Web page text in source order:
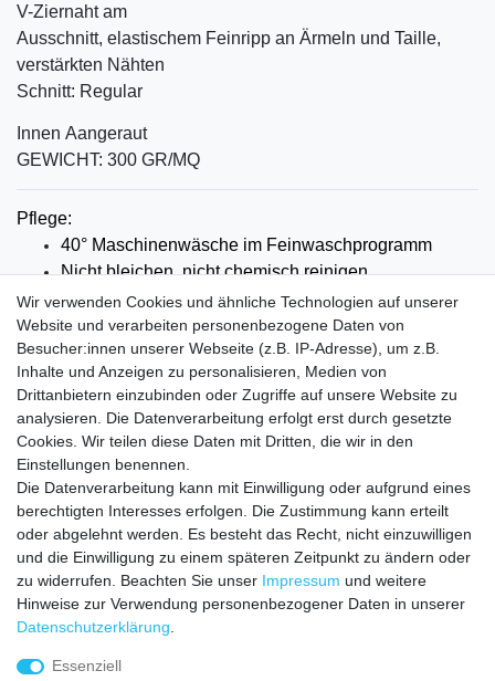
V-Ziernaht am
Ausschnitt, elastischem Feinripp an Ärmeln und Taille,
verstärkten Nähten
Schnitt: Regular
Innen Aangeraut
GEWICHT: 300 GR/MQ
Pflege:
40° Maschinenwäsche im Feinwaschprogramm
Nicht bleichen, nicht chemisch reinigen
auf mittlererStufe bügeln
Trockner bei niedriger Temperatur benutzen
Material: 70% Baumwolle 30%Polyester
VERSANDKOSTEN
Zahlungsarten
Wir verwenden Cookies und ähnliche Technologien auf unserer
Website und verarbeiten personenbezogene Daten von
Besucher:innen unserer Webseite (z.B. IP-Adresse), um z.B.
Inhalte und Anzeigen zu personalisieren, Medien von
Drittanbietern einzubinden oder Zugriffe auf unsere Website zu
analysieren. Die Datenverarbeitung erfolgt erst durch gesetzte
Cookies. Wir teilen diese Daten mit Dritten, die wir in den
Einstellungen benennen.
Die Datenverarbeitung kann mit Einwilligung oder aufgrund eines
berechtigten Interesses erfolgen. Die Zustimmung kann erteilt
oder abgelehnt werden. Es besteht das Recht, nicht einzuwilligen
und die Einwilligung zu einem späteren Zeitpunkt zu ändern oder
zu widerrufen. Beachten Sie unser Impressum und weitere
Hinweise zur Verwendung personenbezogener Daten in unserer
Daten­schutz­erklärung
Essenziell